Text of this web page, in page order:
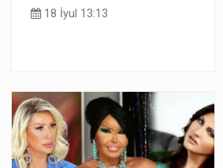
18 İyul 13:13